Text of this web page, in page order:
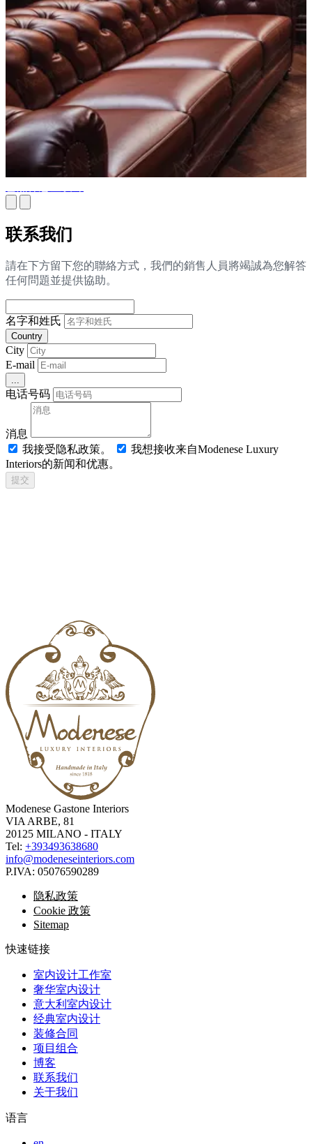
联系我们
請在下方留下您的聯絡方式，我們的銷售人員將竭誠為您解答
任何問題並提供協助。
名字和姓氏
Country
City
E-mail
...
电话号码
消息
我接受隐私政策。
我想接收来自Modenese Luxury
Interiors的新闻和优惠。
提交
Modenese Gastone Interiors
VIA ARBE, 81
20125 MILANO - ITALY
Tel: +393493638680
info@modeneseinteriors.com
P.IVA: 05076590289
隐私政策
Cookie 政策
Sitemap
快速链接
室内设计工作室
奢华室内设计
意大利室内设计
经典室内设计
装修合同
项目组合
博客
联系我们
关于我们
语言